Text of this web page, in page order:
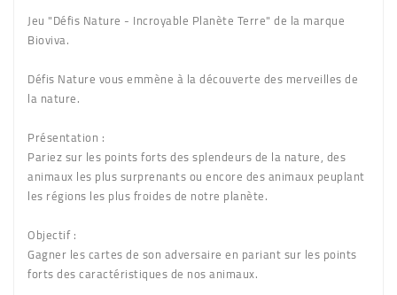
Jeu "Défis Nature - Incroyable Planète Terre" de la marque
Bioviva.
Défis Nature vous emmène à la découverte des merveilles de
la nature.
Présentation :
Pariez sur les points forts des splendeurs de la nature, des
animaux les plus surprenants ou encore des animaux peuplant
les régions les plus froides de notre planète.
Objectif :
Gagner les cartes de son adversaire en pariant sur les points
forts des caractéristiques de nos animaux.